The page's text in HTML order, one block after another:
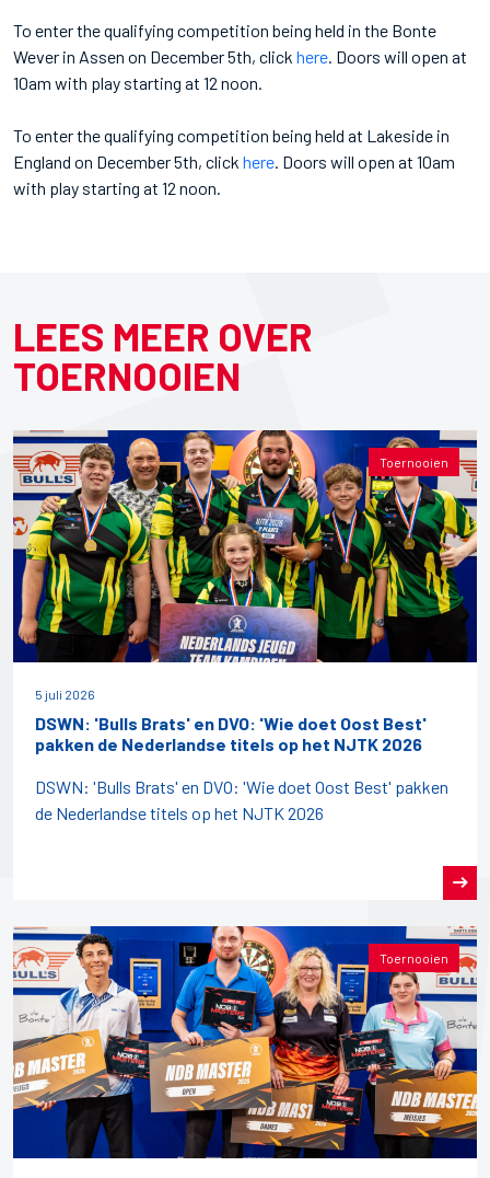
To enter the qualifying competition being held in the Bonte
Wever in Assen on December 5th, click here . Doors will open at
10am with play starting at 12 noon.
To enter the qualifying competition being held at Lakeside in
England on December 5th, click here . Doors will open at 10am
with play starting at 12 noon.
LEES MEER OVER
TOERNOOIEN
Toernooien
5 juli 2026
DSWN: 'Bulls Brats' en DVO: 'Wie doet Oost Best'
pakken de Nederlandse titels op het NJTK 2026
DSWN: 'Bulls Brats' en DVO: 'Wie doet Oost Best' pakken
de Nederlandse titels op het NJTK 2026
Toernooien